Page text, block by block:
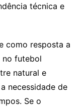
técnica e
como resposta a
no futebol
natural e
necessidade de
Se o